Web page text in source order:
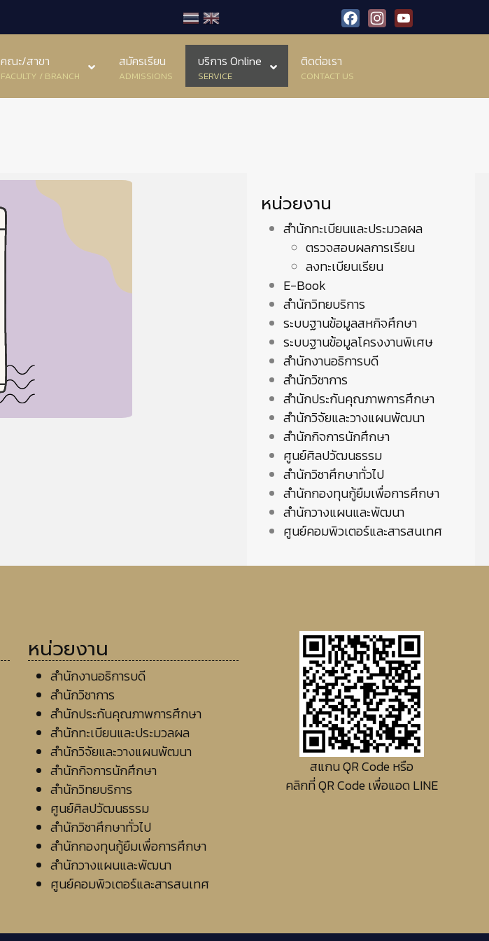
FacebookInstagramYouTube
คณะ/สาขา
FACULTY / BRANCH
สมัครเรียน
ADMISSIONS
บริการ Online
SERVICE
ติดต่อเรา
CONTACT US
หน่วยงาน
สำนักทะเบียนและประมวลผล
ตรวจสอบผลการเรียน
ลงทะเบียนเรียน
E-Book
สำนักวิทยบริการ
ระบบฐานข้อมูลสหกิจศึกษา
ระบบฐานข้อมูลโครงงานพิเศษ
สำนักงานอธิการบดี
สำนักวิชาการ
สำนักประกันคุณภาพการศึกษา
สำนักวิจัยและวางแผนพัฒนา
สำนักกิจการนักศึกษา
ศูนย์ศิลปวัฒนธรรม
สำนักวิชาศึกษาทั่วไป
สำนักกองทุนกู้ยืมเพื่อการศึกษา
สำนักวางแผนและพัฒนา
ศูนย์คอมพิวเตอร์และสารสนเทศ
หน่วยงาน
สำนักงานอธิการบดี
สำนักวิชาการ
สำนักประกันคุณภาพการศึกษา
สำนักทะเบียนและประมวลผล
สำนักวิจัยและวางแผนพัฒนา
สำนักกิจการนักศึกษา
สำนักวิทยบริการ
ศูนย์ศิลปวัฒนธรรม
สำนักวิชาศึกษาทั่วไป
สำนักกองทุนกู้ยืมเพื่อการศึกษา
สำนักวางแผนและพัฒนา
ศูนย์คอมพิวเตอร์และสารสนเทศ
สแกน QR Code หรือ
คลิกที่ QR Code เพื่อแอด LINE